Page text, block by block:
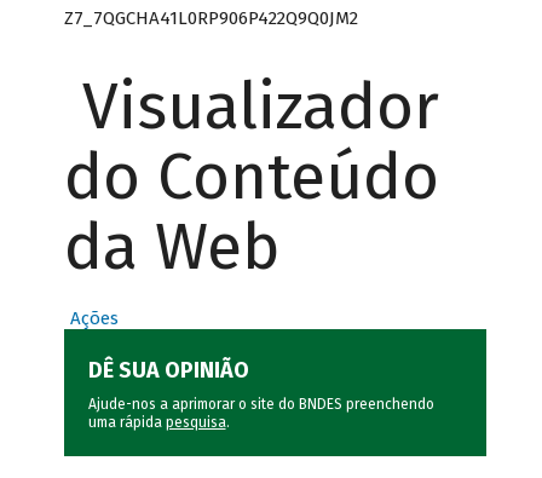
Z7_7QGCHA41L0RP906P422Q9Q0JM2
Visualizador
do Conteúdo
da Web
Ações
DÊ SUA OPINIÃO
Ajude-nos a aprimorar o site do BNDES preenchendo
uma rápida pesquisa.